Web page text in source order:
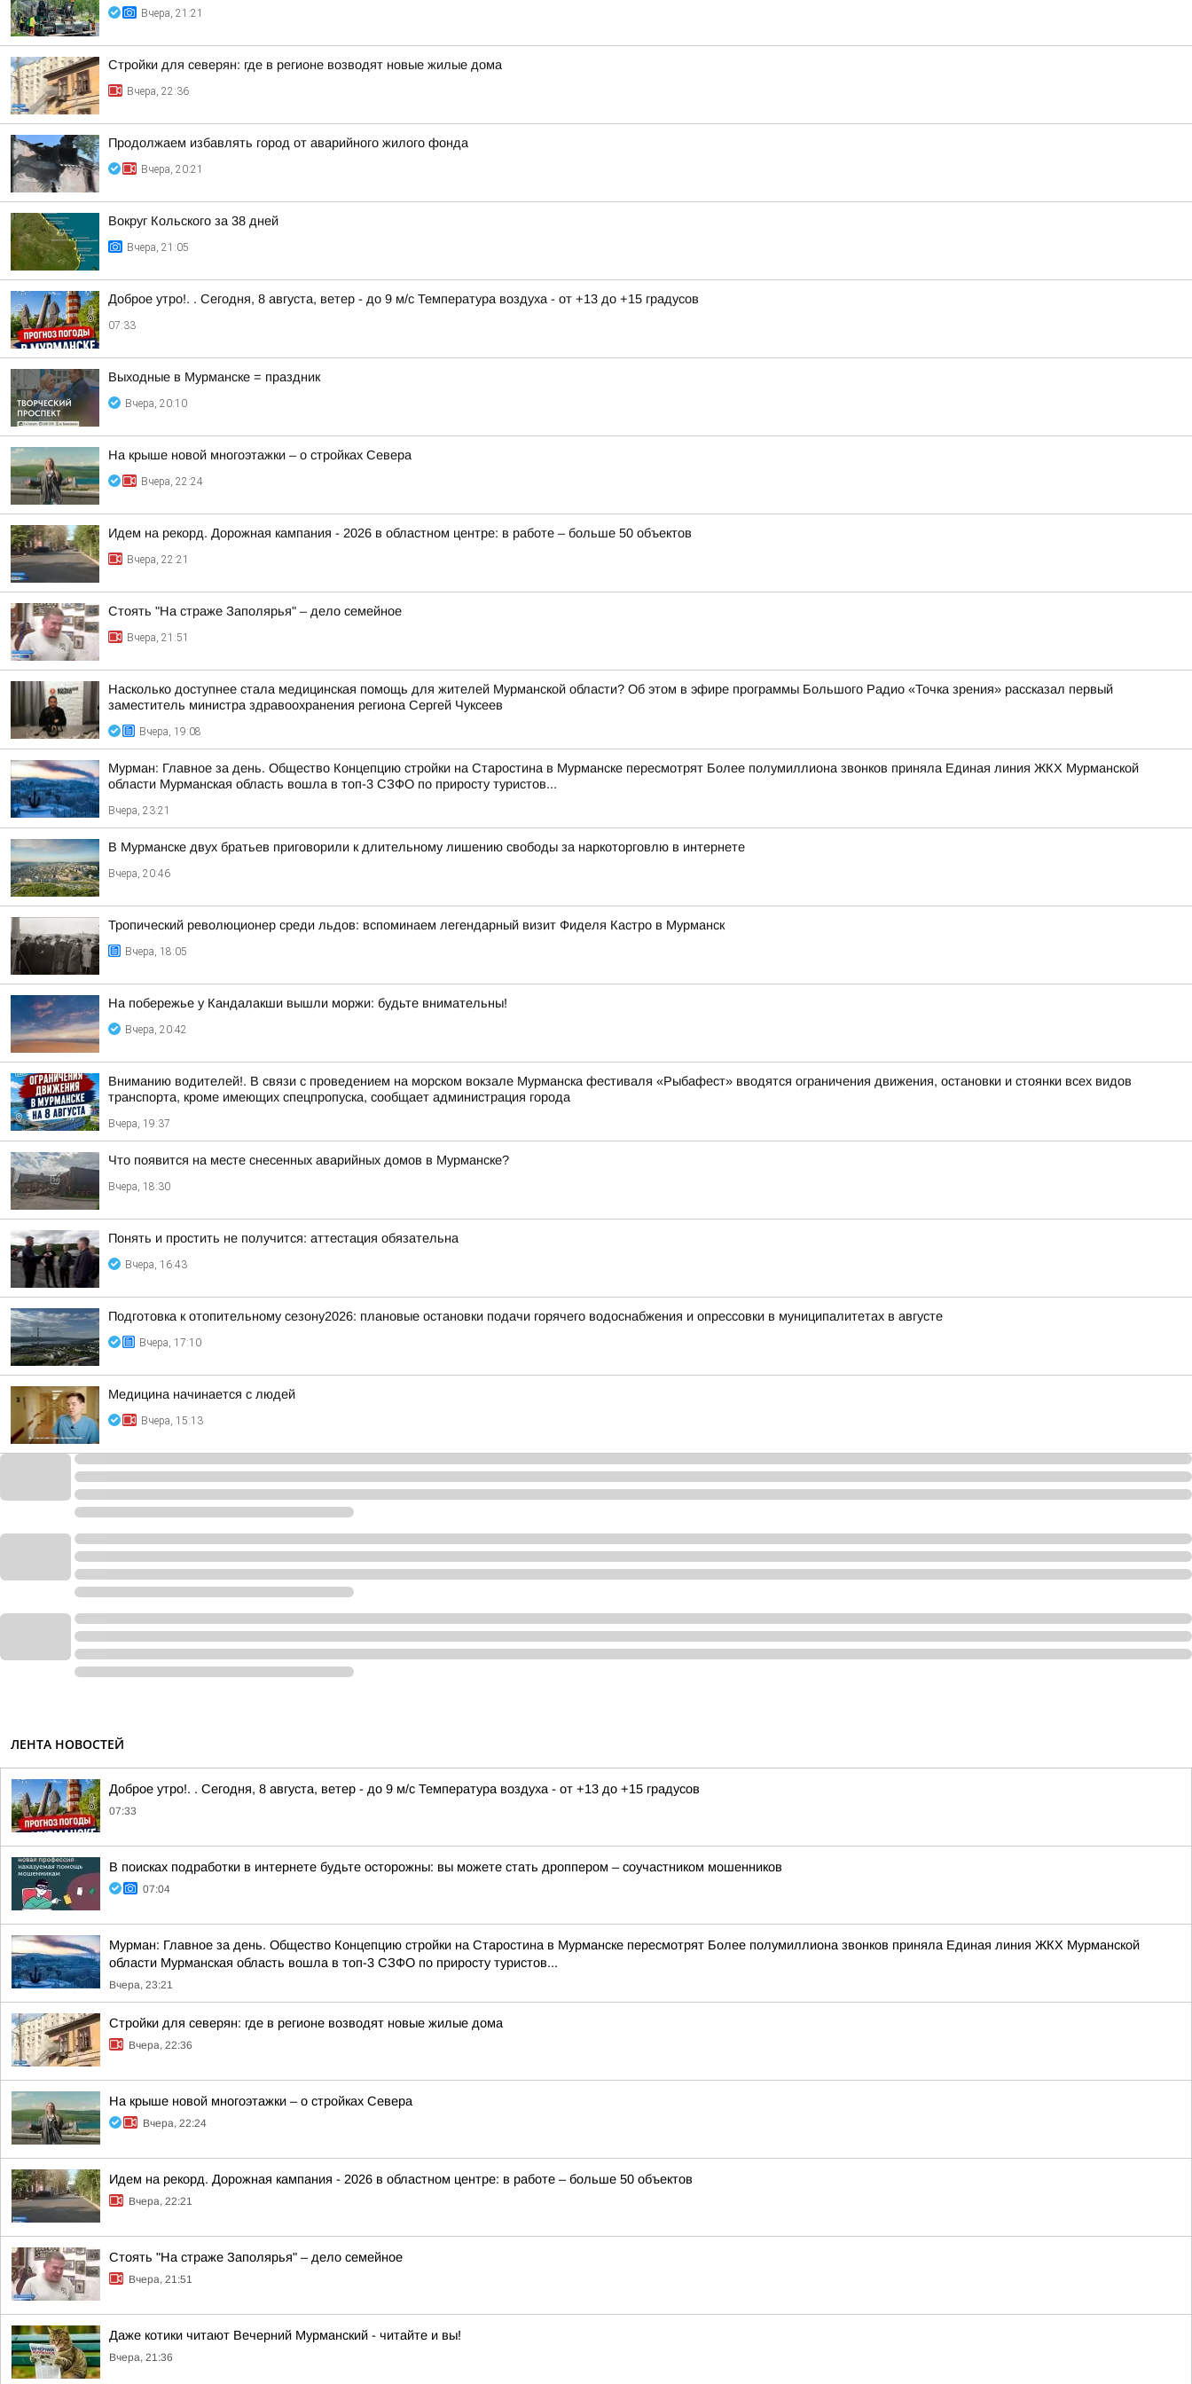
Вчера, 21:21
Стройки для северян: где в регионе возводят новые жилые дома
Вчера, 22:36
Продолжаем избавлять город от аварийного жилого фонда
Вчера, 20:21
Вокруг Кольского за 38 дней
Вчера, 21:05
Доброе утро!. . Сегодня, 8 августа, ветер - до 9 м/с Температура воздуха - от +13 до +15 градусов
07:33
Выходные в Мурманске = праздник
Вчера, 20:10
На крыше новой многоэтажки – о стройках Севера
Вчера, 22:24
Идем на рекорд. Дорожная кампания - 2026 в областном центре: в работе – больше 50 объектов
Вчера, 22:21
Стоять "На страже Заполярья" – дело семейное
Вчера, 21:51
Насколько доступнее стала медицинская помощь для жителей Мурманской области? Об этом в эфире программы Большого Радио «Точка зрения» рассказал первый
заместитель министра здравоохранения региона Сергей Чуксеев
Вчера, 19:08
Мурман: Главное за день. Общество Концепцию стройки на Старостина в Мурманске пересмотрят Более полумиллиона звонков приняла Единая линия ЖКХ Мурманской
области Мурманская область вошла в топ-3 СЗФО по приросту туристов...
Вчера, 23:21
В Мурманске двух братьев приговорили к длительному лишению свободы за наркоторговлю в интернете
Вчера, 20:46
Тропический революционер среди льдов: вспоминаем легендарный визит Фиделя Кастро в Мурманск
Вчера, 18:05
На побережье у Кандалакши вышли моржи: будьте внимательны!
Вчера, 20:42
Вниманию водителей!. В связи с проведением на морском вокзале Мурманска фестиваля «Рыбафест» вводятся ограничения движения, остановки и стоянки всех видов
транспорта, кроме имеющих спецпропуска, сообщает администрация города
Вчера, 19:37
Что появится на месте снесенных аварийных домов в Мурманске?
Вчера, 18:30
Понять и простить не получится: аттестация обязательна
Вчера, 16:43
Подготовка к отопительному сезону2026: плановые остановки подачи горячего водоснабжения и опрессовки в муниципалитетах в августе
Вчера, 17:10
Медицина начинается с людей
Вчера, 15:13
ЛЕНТА НОВОСТЕЙ
Доброе утро!. . Сегодня, 8 августа, ветер - до 9 м/с Температура воздуха - от +13 до +15 градусов
07:33
В поисках подработки в интернете будьте осторожны: вы можете стать дроппером – соучастником мошенников
07:04
Мурман: Главное за день. Общество Концепцию стройки на Старостина в Мурманске пересмотрят Более полумиллиона звонков приняла Единая линия ЖКХ Мурманской
области Мурманская область вошла в топ-3 СЗФО по приросту туристов...
Вчера, 23:21
Стройки для северян: где в регионе возводят новые жилые дома
Вчера, 22:36
На крыше новой многоэтажки – о стройках Севера
Вчера, 22:24
Идем на рекорд. Дорожная кампания - 2026 в областном центре: в работе – больше 50 объектов
Вчера, 22:21
Стоять "На страже Заполярья" – дело семейное
Вчера, 21:51
Даже котики читают Вечерний Мурманский - читайте и вы!
Вчера, 21:36